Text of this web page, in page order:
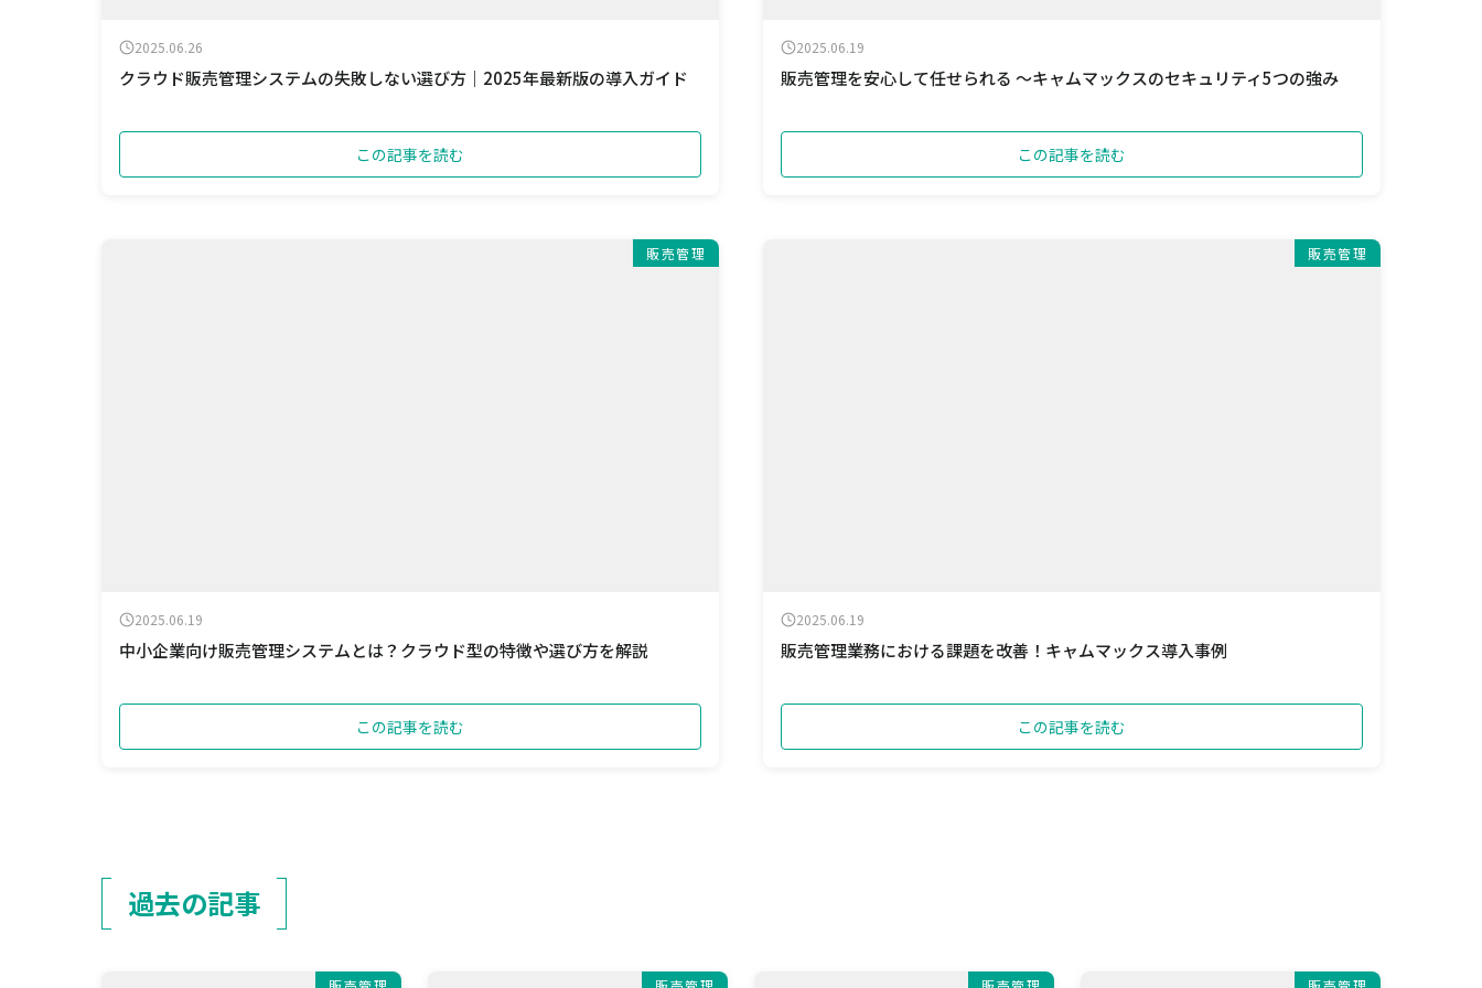
2025.06.26
クラウド販売管理システムの失敗しない選び方｜2025年最新版の導入ガイド
この記事を読む
2025.06.19
販売管理を安心して任せられる ～キャムマックスのセキュリティ5つの強み
この記事を読む
販売管理
2025.06.19
中小企業向け販売管理システムとは？クラウド型の特徴や選び方を解説
この記事を読む
販売管理
2025.06.19
販売管理業務における課題を改善！キャムマックス導入事例
この記事を読む
過去の記事